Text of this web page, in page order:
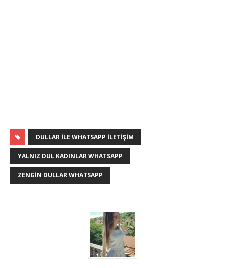
DULLAR ILE WHATSAPP İLETIŞIM
YALNIZ DUL KADINLAR WHATSAPP
ZENGIN DULLAR WHATSAPP